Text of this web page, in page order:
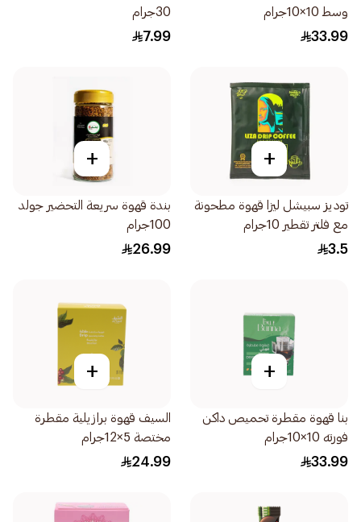
وسط 10×10جرام
33.99
30جرام
7.99
+
توديز سبيشل ليزا قهوة مطحونة
مع فلتر تقطير 10جرام
3.5
+
بندة قهوة سريعة التحضير جولد
100جرام
26.99
+
بنا قهوة مقطرة تحميص داكن
فورته 10×10جرام
33.99
+
السيف قهوة برازيلية مقطرة
مختصة 5×12جرام
24.99